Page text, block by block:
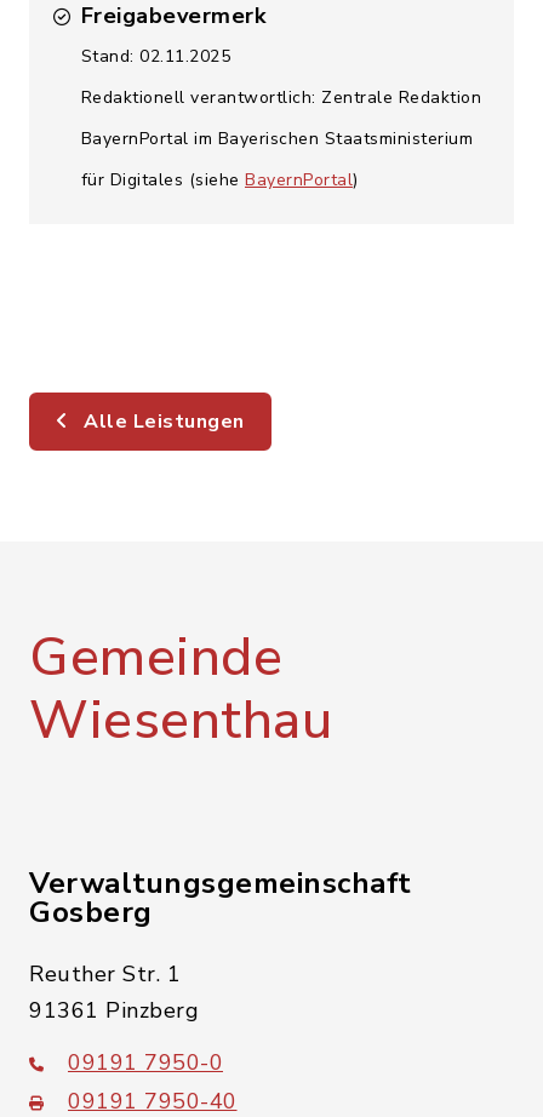
Freigabevermerk
Stand: 02.11.2025
Redaktionell verantwortlich: Zentrale Redaktion
BayernPortal im Bayerischen Staatsministerium
für Digitales (siehe BayernPortal)
Alle Leistungen
Gemeinde
Wiesenthau
Verwaltungsgemeinschaft
Gosberg
Reuther Str. 1
91361 Pinzberg
09191 7950-0
09191 7950-40